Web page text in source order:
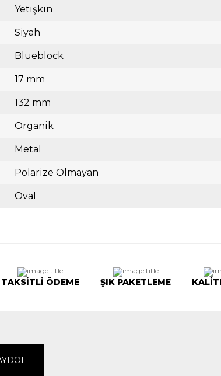
Yetişkin
Siyah
Blueblock
17 mm
132 mm
Organik
Metal
Polarize Olmayan
Oval
TAKSİTLİ ÖDEME ŞIK PAKETLEME